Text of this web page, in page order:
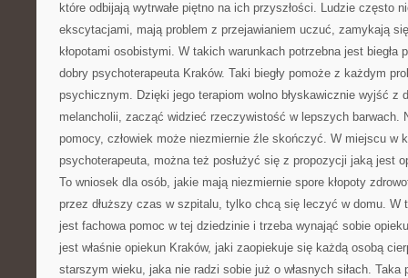
które odbijają wytrwałe piętno na ich przyszłości. Ludzie często
ekscytacjami, mają problem z przejawianiem uczuć, zamykają
kłopotami osobistymi. W takich warunkach potrzebna jest biegła
dobry psychoterapeuta Kraków. Taki biegły pomoże z każdym
psychicznym. Dzięki jego terapiom wolno błyskawicznie wyjść z
melancholii, zacząć widzieć rzeczywistość w lepszych barwach.
pomocy, człowiek może niezmiernie źle skończyć. W miejscu w
psychoterapeuta, można też posłużyć się z propozycji jaką jest
To wniosek dla osób, jakie mają niezmiernie spore kłopoty
przez dłuższy czas w szpitalu, tylko chcą się leczyć w domu. W
jest fachowa pomoc w tej dziedzinie i trzeba wynająć sobie
jest właśnie opiekun Kraków, jaki zaopiekuje się każdą osobą
starszym wieku, jaka nie radzi sobie już o własnych siłach. Taka